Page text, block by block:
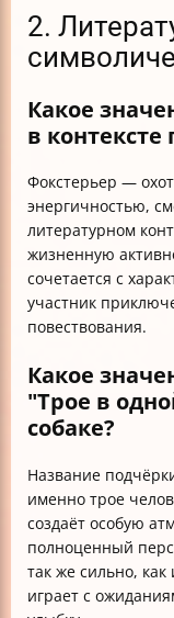
2.
Какое
в
Фокстерьер —
энергичностью,
литературном
жизненную
сочетается с
участник
повествования.
Какое
"Трое в
собаке?
Название
именно трое
создаёт особую
полноценный
так же сильно,
играет с